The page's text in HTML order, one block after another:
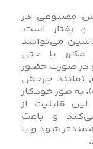
مصنوعی در
رفتار است.
می‌توانند
مکرر یا حتی
در صورت حضور
(مانند چرخش
به‌ طور خودکار
قابلیت از
و باعث
شود و با